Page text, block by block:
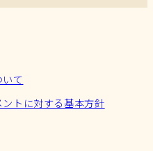
て
トに対する基本方針